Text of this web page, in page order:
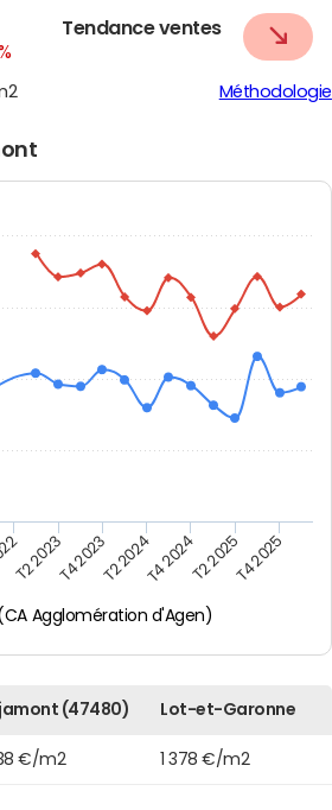
Tendance ventes
Méthodologie
Agglomération d'Agen)
T2 2023T4 2023T2 2024T4 2024T2 2025T4 2025
(47480) Lot-et-Garonne
€/m2 1 378 €/m2